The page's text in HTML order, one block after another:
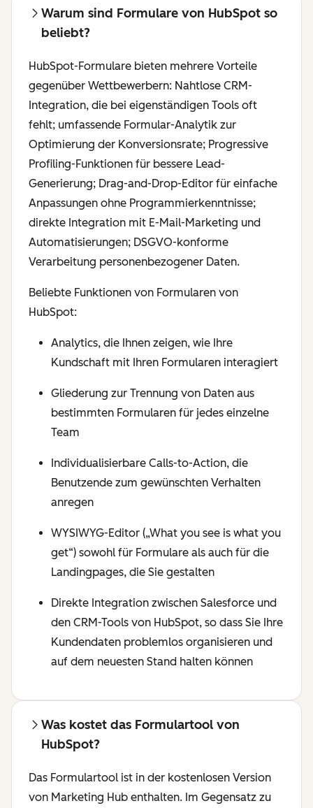
Warum sind Formulare von HubSpot so
beliebt?
HubSpot-Formulare bieten mehrere Vorteile
gegenüber Wettbewerbern: Nahtlose CRM-
Integration, die bei eigenständigen Tools oft
fehlt; umfassende Formular-Analytik zur
Optimierung der Konversionsrate; Progressive
Profiling-Funktionen für bessere Lead-
Generierung; Drag-and-Drop-Editor für einfache
Anpassungen ohne Programmierkenntnisse;
direkte Integration mit E-Mail-Marketing und
Automatisierungen; DSGVO-konforme
Verarbeitung personenbezogener Daten.
Beliebte Funktionen von Formularen von
HubSpot:
Analytics, die Ihnen zeigen, wie Ihre
Kundschaft mit Ihren Formularen interagiert
Gliederung zur Trennung von Daten aus
bestimmten Formularen für jedes einzelne
Team
Individualisierbare Calls-to-Action, die
Benutzende zum gewünschten Verhalten
anregen
WYSIWYG-Editor („What you see is what you
get“) sowohl für Formulare als auch für die
Landingpages, die Sie gestalten
Direkte Integration zwischen Salesforce und
den CRM-Tools von HubSpot, so dass Sie Ihre
Kundendaten problemlos organisieren und
auf dem neuesten Stand halten können
Was kostet das Formulartool von
HubSpot?
Das Formulartool ist in der kostenlosen Version
von Marketing Hub enthalten. Im Gegensatz zu